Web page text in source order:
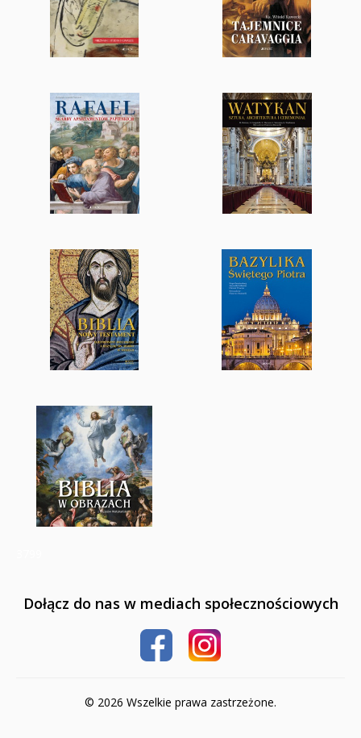
Dołącz do nas w mediach społecznościowych
© 2026 Wszelkie prawa zastrzeżone.